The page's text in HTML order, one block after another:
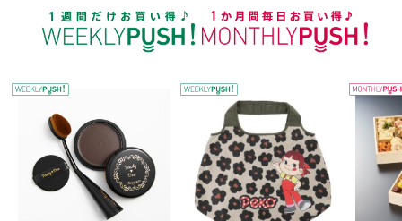
WEEKLY PUSH